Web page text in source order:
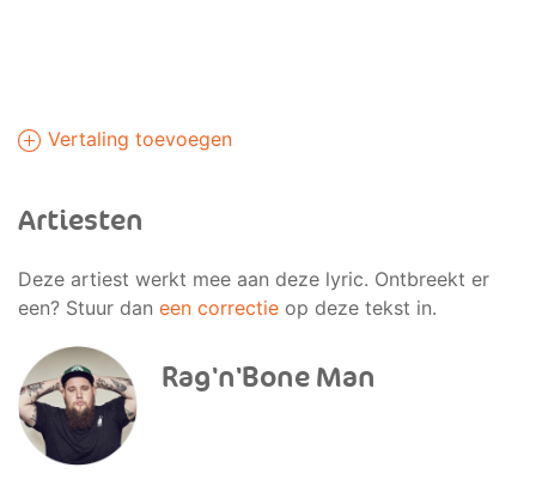
Vertaling toevoegen
Artiesten
Deze artiest werkt mee aan deze lyric. Ontbreekt er
een? Stuur dan een correctie op deze tekst in.
Rag'n'Bone Man